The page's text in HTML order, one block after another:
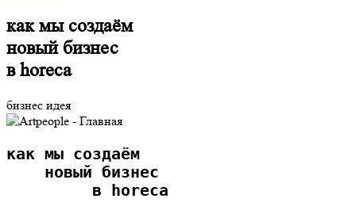
как мы создаём
новый бизнес
в horeca
бизнес идея
как мы создаём
    новый бизнес
         в horeca